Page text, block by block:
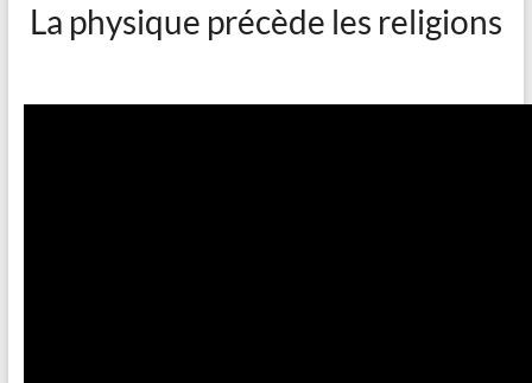
La physique précède les religions